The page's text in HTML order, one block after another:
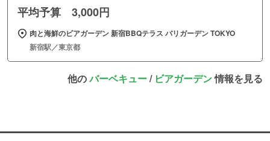
平均予算 3,000円
肉と海鮮のビアガーデン 新宿BBQテラス バリガーデン TOKYO
新宿駅／東京都
他のバーベキュー/ ビアガーデン情報を見る